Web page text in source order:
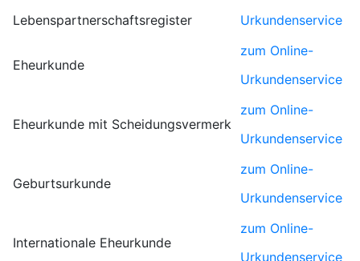
Lebenspartnerschaftsregister
Urkundenservice
Eheurkunde
zum Online-
Urkundenservice
Eheurkunde mit Scheidungsvermerk
zum Online-
Urkundenservice
Geburtsurkunde
zum Online-
Urkundenservice
Internationale Eheurkunde
zum Online-
Urkundenservice